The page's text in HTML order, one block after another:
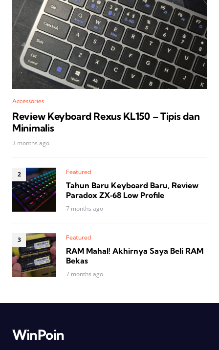
Accessories
Review Keyboard Rexus KL150 – Tipis dan
Minimalis
3 months ago
Featured
Tahun Baru Keyboard Baru, Review
Paradox ZX‑68 Low Profile
7 months ago
Featured
RAM Mahal! Akhirnya Saya Beli RAM
Bekas
7 months ago
WinPoin